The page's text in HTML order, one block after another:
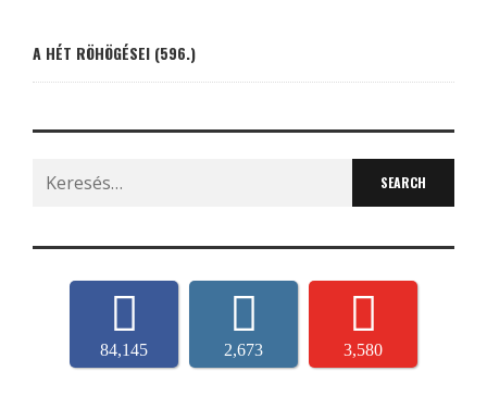
A HÉT RÖHÖGÉSEI (596.)
Search
for:
84,145 2,673 3,580